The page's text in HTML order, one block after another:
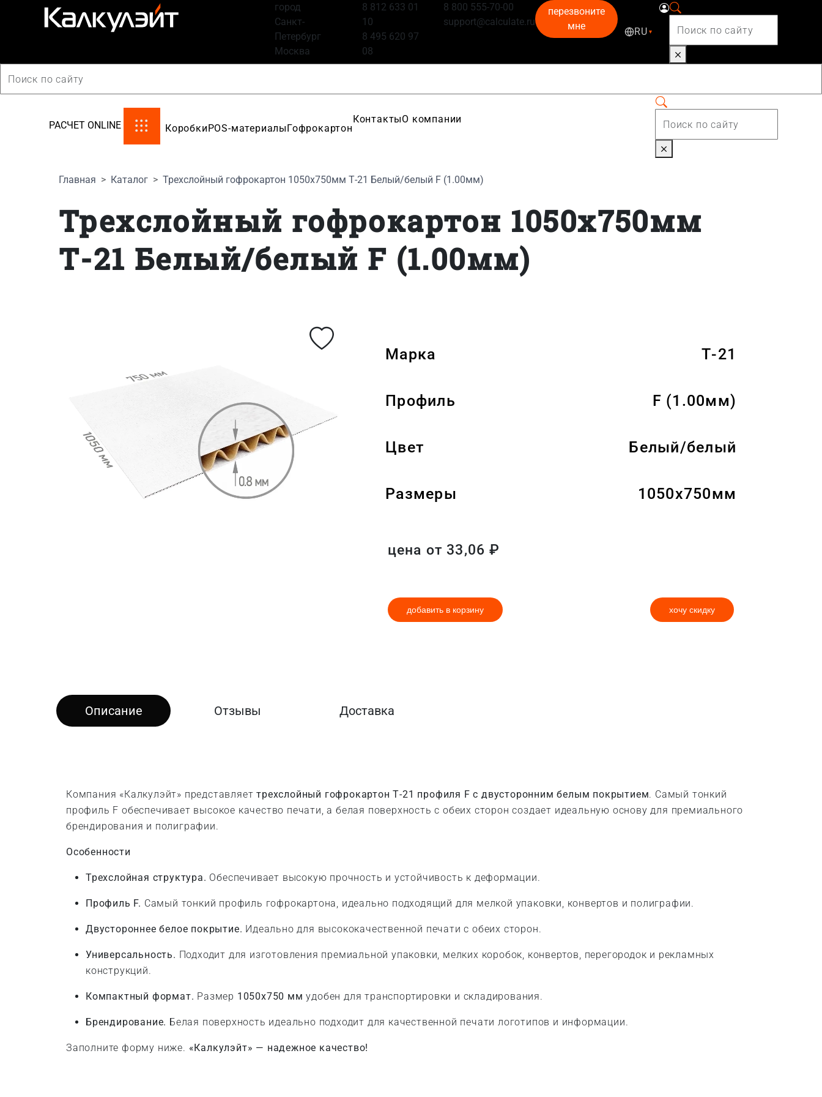
город
Санкт-
Петербург
Москва
8 812 633 01
10
8 495 620 97
08
8 800 555-70-00
support@calculate.ru
перезвоните
мне
RU ▾
РАСЧЕТ ONLINE КоробкиPOS-материалыГофрокартон
КонтактыО компании
Главная Каталог Трехслойный гофрокартон 1050x750мм Т-21 Белый/белый F (1.00мм)
Трехслойный гофрокартон 1050x750мм
Т-21 Белый/белый F (1.00мм)
Марка Т-21
Профиль F (1.00мм)
Цвет Белый/белый
Размеры 1050x750мм
цена от 33,06 ₽
добавить в корзину хочу скидку
Описание Отзывы Доставка
Компания «Калкулэйт» представляеттрехслойный гофрокартон Т-21 профиля F с двусторонним белым покрытием. Самый тонкий
профиль F обеспечивает высокое качество печати, а белая поверхность с обеих сторон создает идеальную основу для премиального
брендирования и полиграфии.
Особенности
Трехслойная структура. Обеспечивает высокую прочность и устойчивость к деформации.
Профиль F. Самый тонкий профиль гофрокартона, идеально подходящий для мелкой упаковки, конвертов и полиграфии.
Двустороннее белое покрытие. Идеально для высококачественной печати с обеих сторон.
Универсальность. Подходит для изготовления премиальной упаковки, мелких коробок, конвертов, перегородок и рекламных
конструкций.
Компактный формат. Размер 1050x750 мм удобен для транспортировки и складирования.
Брендирование. Белая поверхность идеально подходит для качественной печати логотипов и информации.
Заполните форму ниже. «Калкулэйт» — надежное качество!